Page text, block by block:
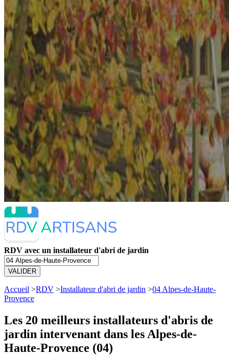
RDV avec un installateur d'abri de jardin
VALIDER
Accueil >RDV >Installateur d'abri de jardin >04 Alpes-de-Haute-
Provence
Les 20 meilleurs installateurs d'abris de
jardin intervenant dans les Alpes-de-
Haute-Provence (04)